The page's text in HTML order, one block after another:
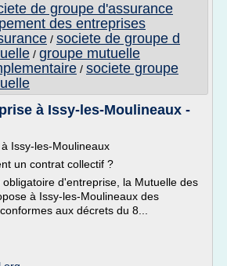
de groupe d'assurance
des entreprises
/ societe de groupe d
/ groupe mutuelle
/ societe groupe
à Issy-les-Moulineaux -
Issy-les-Moulineaux
un contrat collectif ?
d'entreprise, la Mutuelle des
à Issy-les-Moulineaux des
aux décrets du 8...